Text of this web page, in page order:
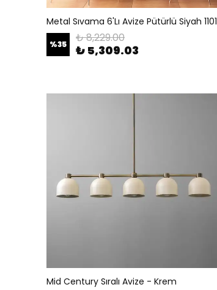
Metal Sıvama 6'Lı Avize Pütürlü Siyah 1101
%35 ₺ 8,229.00
₺ 5,309.03
Mid Century Sıralı Avize - Krem